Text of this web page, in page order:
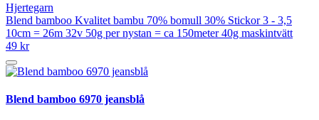
Hjertegarn
Blend bamboo Kvalitet bambu 70% bomull 30% Stickor 3 - 3,5
10cm = 26m 32v 50g per nystan = ca 150meter 40g maskintvätt
49 kr
Blend bamboo 6970 jeansblå